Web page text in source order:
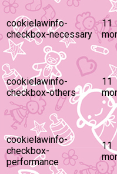
cookielawinfo-
checkbox-necessary
11
cookielawinfo-
checkbox-others
11
cookielawinfo-
checkbox-
performance
11